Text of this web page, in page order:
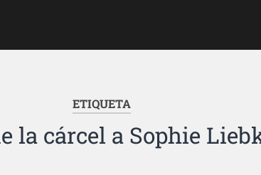
ETIQUETA
la cárcel a Sophie